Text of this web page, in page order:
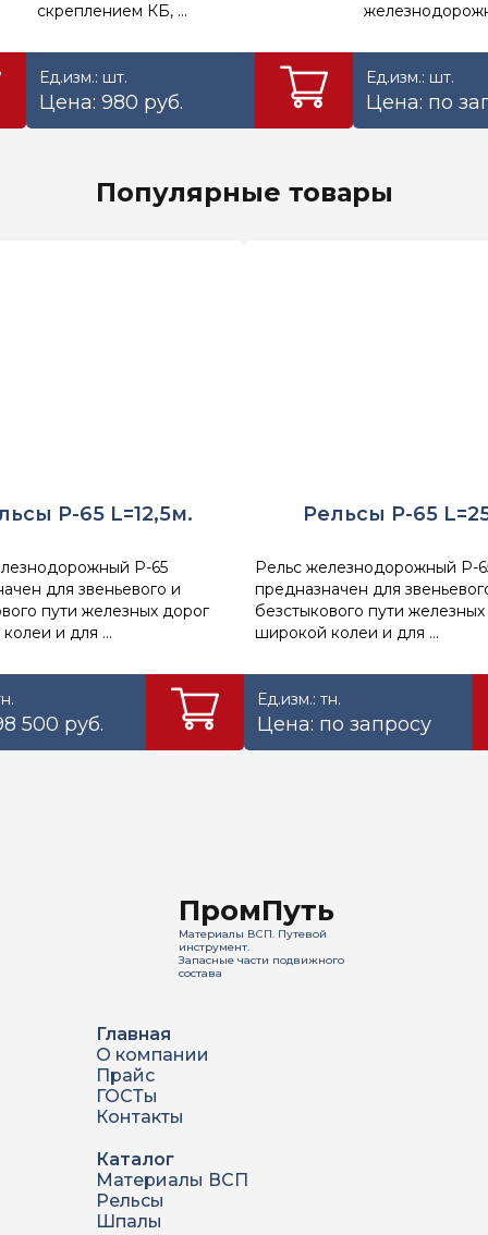
скреплением КБ, ...
Ед.изм.: шт.
Цена: 980 руб.
Ед.изм.: шт.
Цена: по
Популярные товары
Р-65 L=12,5м.
Р-65
для звеньевого и
пути железных дорог
и для ...
500 руб.
Рельсы Р-65
Рельс железнодорожный Р-
предназначен для
безстыкового пути
широкой колеи и для ...
Ед.изм.: тн.
Цена: по запросу
ПромПуть
Материалы ВСП. Путевой
инструмент.
Запасные части подвижного
состава
Главная
О компании
Прайс
ГОСТы
Контакты
Каталог
Материалы ВСП
Рельсы
Шпалы